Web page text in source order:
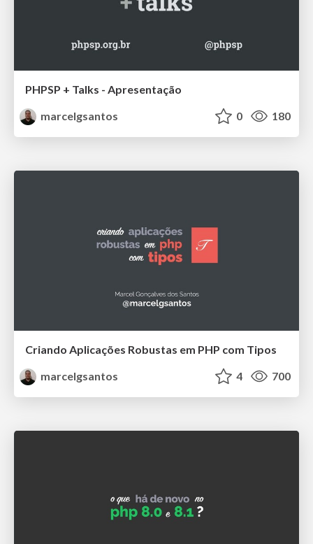
PHPSP + Talks - Apresentação
marcelgsantos
0 180
Criando Aplicações Robustas em PHP com Tipos
marcelgsantos
4 700